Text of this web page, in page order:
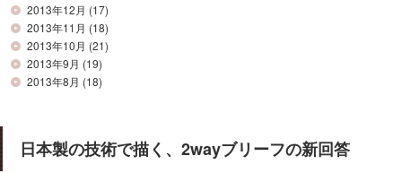
2013年12月 (17)
2013年11月 (18)
2013年10月 (21)
2013年9月 (19)
2013年8月 (18)
日本製の技術で描く、2wayブリーフの新回答